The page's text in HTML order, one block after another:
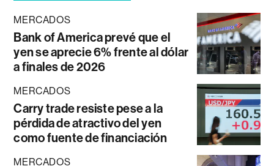
MERCADOS
Bank of America prevé que el
yen se aprecie 6% frente al dólar
a finales de 2026
MERCADOS
Carry trade resiste pese a la
pérdida de atractivo del yen
como fuente de financiación
MERCADOS